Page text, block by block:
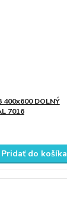
400x600 DOLNÝ
7016
Pridať do košíka